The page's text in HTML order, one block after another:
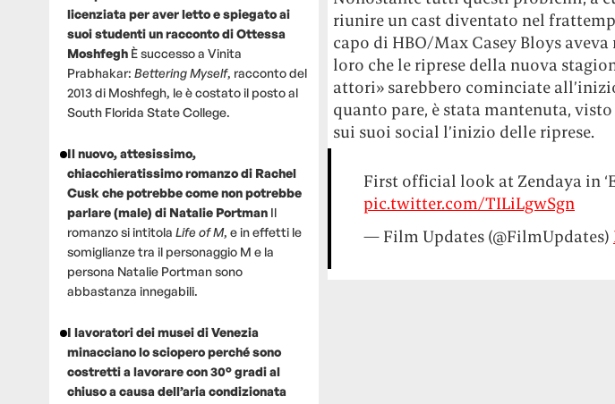
licenziata per aver letto e spiegato ai
suoi studenti un racconto di Ottessa
Moshfegh È successo a Vinita
Prabhakar: Bettering Myself, racconto del
2013 di Moshfegh, le è costato il posto al
South Florida State College.
Il nuovo, attesissimo,
chiacchieratissimo romanzo di Rachel
Cusk che potrebbe come non potrebbe
parlare (male) di Natalie Portman Il
romanzo si intitola Life of M, e in effetti le
somiglianze tra il personaggio M e la
persona Natalie Portman sono
abbastanza innegabili.
I lavoratori dei musei di Venezia
minacciano lo sciopero perché sono
costretti a lavorare con 30° gradi al
chiuso a causa dell’aria condizionata
riunire un cast diventato nel
capo di HBO/Max Casey Bloys
loro che le riprese della nuova
attori» sarebbero cominciate
quanto pare, è stata mantenuta,
sui suoi social l’inizio delle riprese.
First official look at Zendaya in
pic.twitter.com/TILiLgwSgn
— Film Updates (@FilmUpdates)